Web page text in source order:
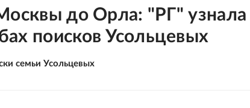
до Орла: "РГ" узнала
поисков Усольцевых
семьи Усольцевых